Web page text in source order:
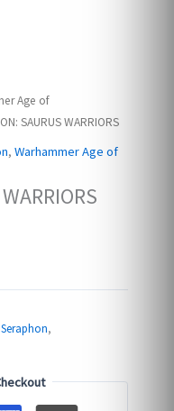
Age of
SAURUS WARRIORS
,Warhammer Age of
Seraphon,